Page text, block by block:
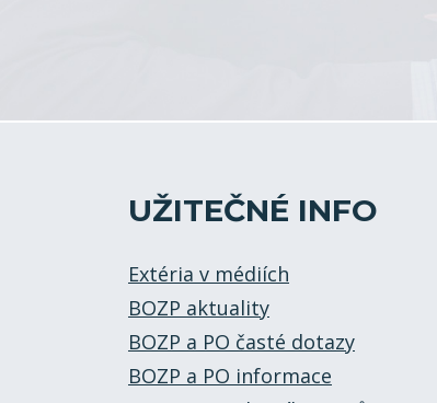
UŽITEČNÉ INFO
Extéria v médiích
BOZP aktuality
BOZP a PO časté dotazy
BOZP a PO informace